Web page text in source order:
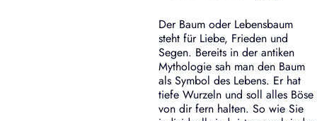
Der Baum oder Lebensbaum
steht für Liebe, Frieden und
Segen. Bereits in der antiken
Mythologie sah man den Baum
als Symbol des Lebens. Er hat
tiefe Wurzeln und soll alles Böse
von dir fern halten. So wie Sie